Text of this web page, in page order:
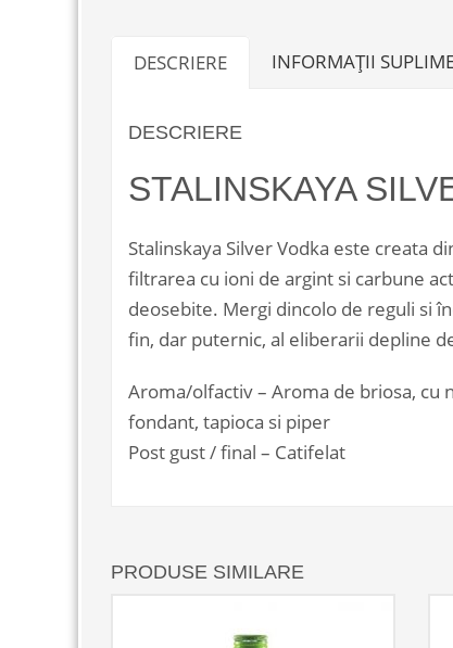
DESCRIERE INFORMAȚII
DESCRIERE
STALINSKAYA
Stalinskaya Silver Vodka este creata
filtrarea cu ioni de argint si carbune
deosebite. Mergi dincolo de reguli si
fin, dar puternic, al eliberarii depline
Aroma/olfactiv – Aroma de briosa, cu
fondant, tapioca si piper
Post gust / final – Catifelat
PRODUSE SIMILARE